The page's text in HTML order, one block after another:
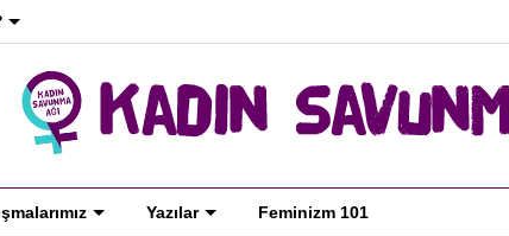
Yazılar Feminizm 101